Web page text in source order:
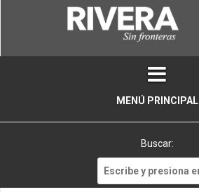
MENÚ PRINCIPAL
Buscar: